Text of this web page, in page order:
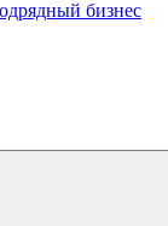
бизнес